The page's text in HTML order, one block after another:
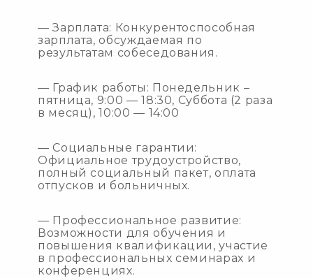
— Зарплата: Конкурентоспособная
зарплата, обсуждаемая по
результатам собеседования.
— График работы: Понедельник –
пятница, 9:00 — 18:30, Суббота (2 раза
в месяц), 10:00 — 14:00
— Социальные гарантии:
Официальное трудоустройство,
полный социальный пакет, оплата
отпусков и больничных.
— Профессиональное развитие:
Возможности для обучения и
повышения квалификации, участие
в профессиональных семинарах и
конференциях.